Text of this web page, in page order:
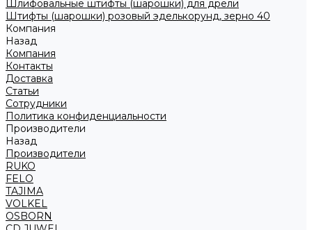
Шлифовальные штифты (шарошки) для дрели
Штифты (шарошки) розовый эделькорунд, зерно 40
Компания
Назад
Компания
Контакты
Доставка
Статьи
Сотрудники
Политика конфиденциальности
Производители
Назад
Производители
RUKO
FELO
TAJIMA
VOLKEL
OSBORN